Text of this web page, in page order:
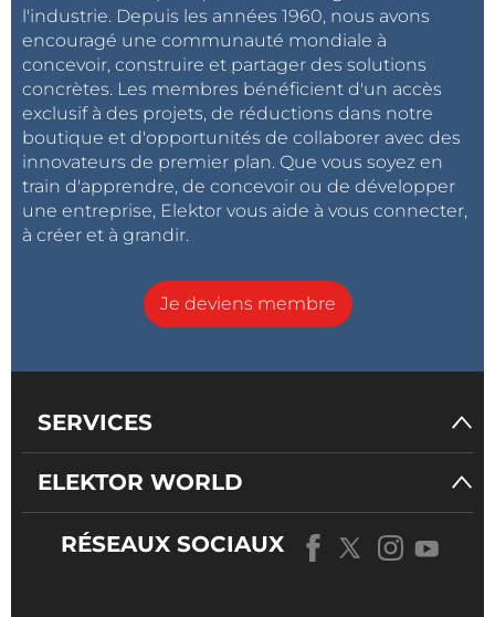
l'industrie. Depuis les années 1960, nous avons
encouragé une communauté mondiale à
concevoir, construire et partager des solutions
concrètes. Les membres bénéficient d'un accès
exclusif à des projets, de réductions dans notre
boutique et d'opportunités de collaborer avec des
innovateurs de premier plan. Que vous soyez en
train d'apprendre, de concevoir ou de développer
une entreprise, Elektor vous aide à vous connecter,
à créer et à grandir.
Je deviens membre
SERVICES
ELEKTOR WORLD
RÉSEAUX SOCIAUX